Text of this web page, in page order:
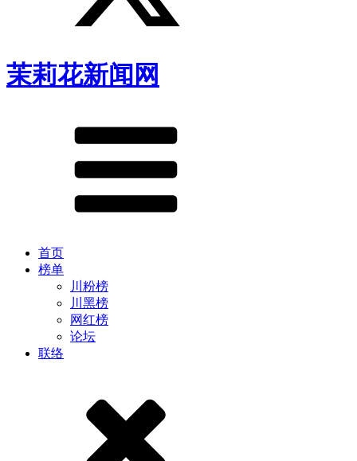
茉莉花新闻网
首页
榜单
川粉榜
川黑榜
网红榜
论坛
联络